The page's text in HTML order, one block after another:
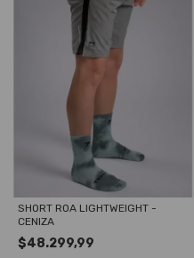
SHORT ROA LIGHTWEIGHT -
CENIZA
$48.299,99